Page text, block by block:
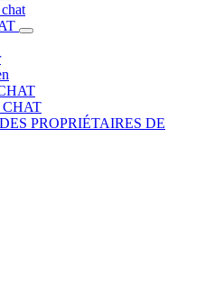
CHAT
PROPRIÉTAIRES DE